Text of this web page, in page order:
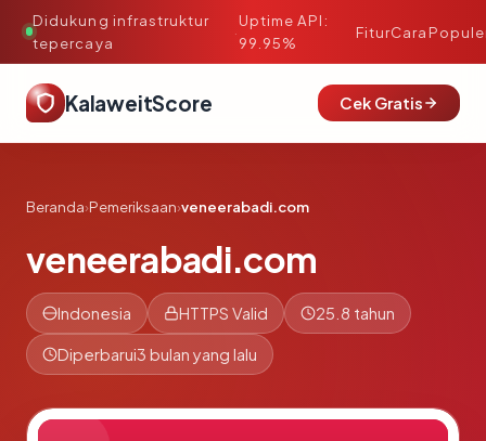
Didukung infrastruktur
tepercaya
·
Uptime API:
99.95%
FiturCara
KalaweitScore Cek Gratis
Beranda›Pemeriksaan›veneerabadi.com
veneerabadi.com
Indonesia HTTPS Valid 25.8 tahun
Diperbarui3 bulan yang lalu